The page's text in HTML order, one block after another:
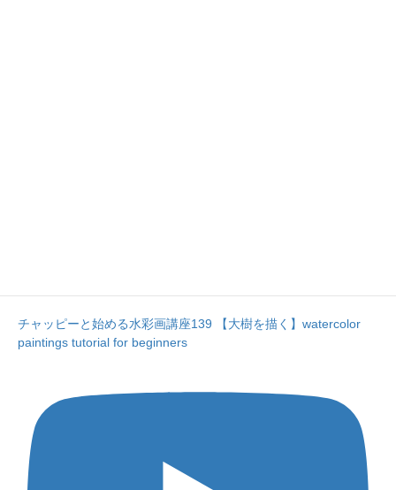
チャッピーと始める水彩画講座139 【大樹を描く】watercolor
paintings tutorial for beginners